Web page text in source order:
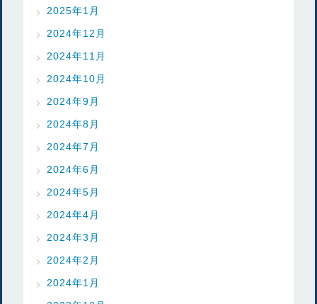
2025年1月
2024年12月
2024年11月
2024年10月
2024年9月
2024年8月
2024年7月
2024年6月
2024年5月
2024年4月
2024年3月
2024年2月
2024年1月